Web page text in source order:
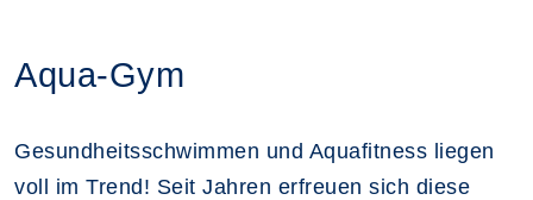
Aqua-Gym
Gesundheitsschwimmen und Aquafitness liegen
voll im Trend! Seit Jahren erfreuen sich diese